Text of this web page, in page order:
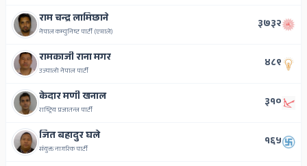
राम चन्द्र लामिछाने
नेपाल कम्युनिष्ट पार्टी (एमाले) ३७३२
रामकाजी राना मगर
उज्यालो नेपाल पार्टी ४८९
केदार मणी खनाल
राष्ट्रिय प्रजातन्त्र पार्टी ३१०
जित बहादुर घले
संयुक्त नागरिक पार्टी १६५